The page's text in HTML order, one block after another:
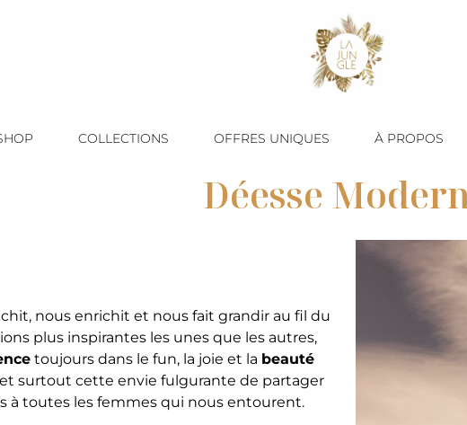
COLLECTIONS OFFRES UNIQUES À PROPOS
Déesse
nous enrichit et nous fait grandir au fil du
plus inspirantes les unes que les autres,
toujours dans le fun, la joie et la beauté
et surtout cette envie fulgurante de partager
à toutes les femmes qui nous entourent.​